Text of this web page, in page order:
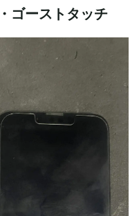
ゴーストタッチ